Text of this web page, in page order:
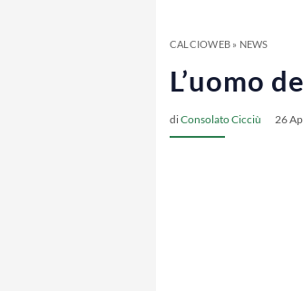
CALCIOWEB» NEWS
L’uomo
diConsolato Cicciù 26